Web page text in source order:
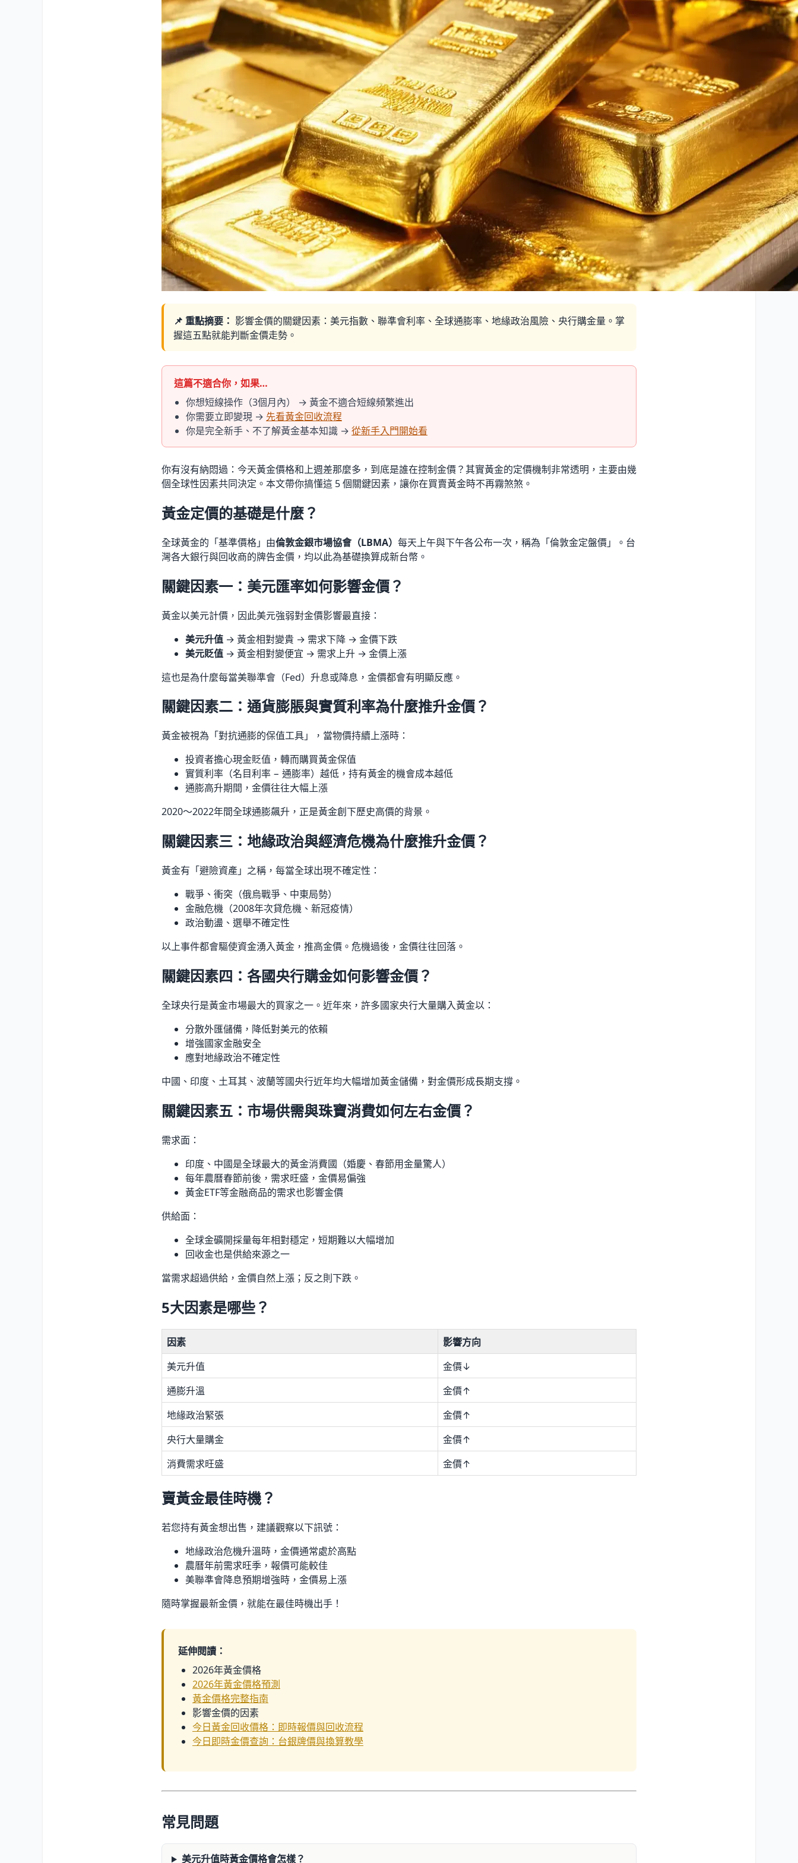
📌 重點摘要： 影響金價的關鍵因素：美元指數、聯準會利率、全球通膨率、地緣政治風險、央行購金量。掌
握這五點就能判斷金價走勢。
這篇不適合你，如果…
你想短線操作（3個月內） → 黃金不適合短線頻繁進出
你需要立即變現 → 先看黃金回收流程
你是完全新手、不了解黃金基本知識 → 從新手入門開始看
你有沒有納悶過：今天黃金價格和上週差那麼多，到底是誰在控制金價？其實黃金的定價機制非常透明，主要由幾
個全球性因素共同決定。本文帶你搞懂這 5 個關鍵因素，讓你在買賣黃金時不再霧煞煞。
黃金定價的基礎是什麼？
全球黃金的「基準價格」由倫敦金銀市場協會（LBMA） 每天上午與下午各公布一次，稱為「倫敦金定盤價」。台
灣各大銀行與回收商的牌告金價，均以此為基礎換算成新台幣。
關鍵因素一：美元匯率如何影響金價？
黃金以美元計價，因此美元強弱對金價影響最直接：
美元升值 → 黃金相對變貴 → 需求下降 → 金價下跌
美元貶值 → 黃金相對變便宜 → 需求上升 → 金價上漲
這也是為什麼每當美聯準會（Fed）升息或降息，金價都會有明顯反應。
關鍵因素二：通貨膨脹與實質利率為什麼推升金價？
黃金被視為「對抗通膨的保值工具」，當物價持續上漲時：
投資者擔心現金貶值，轉而購買黃金保值
實質利率（名目利率 − 通膨率）越低，持有黃金的機會成本越低
通膨高升期間，金價往往大幅上漲
2020～2022年間全球通膨飆升，正是黃金創下歷史高價的背景。
關鍵因素三：地緣政治與經濟危機為什麼推升金價？
黃金有「避險資產」之稱，每當全球出現不確定性：
戰爭、衝突（俄烏戰爭、中東局勢）
金融危機（2008年次貸危機、新冠疫情）
政治動盪、選舉不確定性
以上事件都會驅使資金湧入黃金，推高金價。危機過後，金價往往回落。
關鍵因素四：各國央行購金如何影響金價？
全球央行是黃金市場最大的買家之一。近年來，許多國家央行大量購入黃金以：
分散外匯儲備，降低對美元的依賴
增強國家金融安全
應對地緣政治不確定性
中國、印度、土耳其、波蘭等國央行近年均大幅增加黃金儲備，對金價形成長期支撐。
關鍵因素五：市場供需與珠寶消費如何左右金價？
需求面：
印度、中國是全球最大的黃金消費國（婚慶、春節用金量驚人）
每年農曆春節前後，需求旺盛，金價易偏強
黃金ETF等金融商品的需求也影響金價
供給面：
全球金礦開採量每年相對穩定，短期難以大幅增加
回收金也是供給來源之一
當需求超過供給，金價自然上漲；反之則下跌。
5大因素是哪些？
因素
影響方向
美元升值
金價↓
通膨升溫
金價↑
地緣政治緊張
金價↑
央行大量購金
金價↑
消費需求旺盛
金價↑
賣黃金最佳時機？
若您持有黃金想出售，建議觀察以下訊號：
地緣政治危機升溫時，金價通常處於高點
農曆年前需求旺季，報價可能較佳
美聯準會降息預期增強時，金價易上漲
隨時掌握最新金價，就能在最佳時機出手！
延伸閱讀：
2026年黃金價格
2026年黃金價格預測
黃金價格完整指南
影響金價的因素
今日黃金回收價格：即時報價與回收流程
今日即時金價查詢：台銀牌價與換算教學
常見問題
美元升值時黃金價格會怎樣？